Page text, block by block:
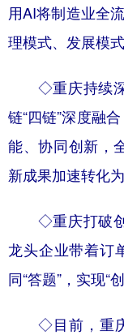
用AI将制造业全
理模式、发展模
◇重庆持续深
链“四链”深度融
能、协同创新，
新成果加速转化
◇重庆打破创
龙头企业带着订
同“答题”，实现“
◇目前，重庆